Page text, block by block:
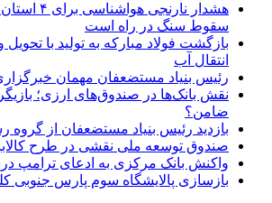
هشدار
سقوط سنگ در راه است
بازگشت فولاد مبارکه به تولید با
انتقال آب
رئیس بنیاد مستضعفان مهمان
نقش بانک‌ها در صندوق‌های ارزی؛
ضامن؟
بازدید رئیس بنیاد مستضعفان از گروه
صندوق توسعه ملی نقشی در طرح
واکنش بانک مرکزی به ادعای ترامپ
بازسازی پالایشگاه سوم پارس جنوبی